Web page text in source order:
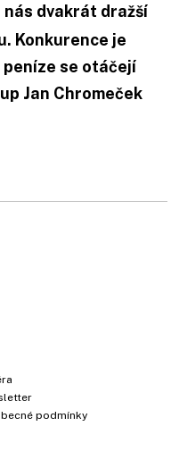
nás dvakrát dražší
Konkurence je
peníze se otáčejí
Jan Chromeček
podmínky